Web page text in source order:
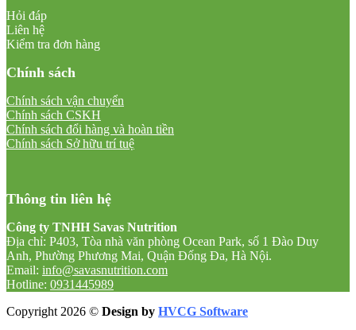
Hỏi đáp
Liên hệ
Kiểm tra đơn hàng
Chính sách
Chính sách vận chuyển
Chính sách CSKH
Chính sách đổi hàng và hoàn tiền
Chính sách Sở hữu trí tuệ
Thông tin liên hệ
Công ty TNHH Savas Nutrition
Địa chỉ: P403, Tòa nhà văn phòng Ocean Park, số 1 Đào Duy
Anh, Phường Phương Mai, Quận Đống Đa, Hà Nội.
Email: info@savasnutrition.com
Hotline: 0931445989
Copyright 2026 © Design by HVCG Software